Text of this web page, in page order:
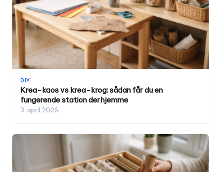
DIY
Krea-kaos vs krea-krog: sådan får du en
fungerende station derhjemme
3. april 2026